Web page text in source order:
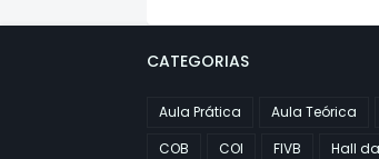
CATEGORIAS
Aula Prática Aula Teórica
COB
COI FIVB Hall